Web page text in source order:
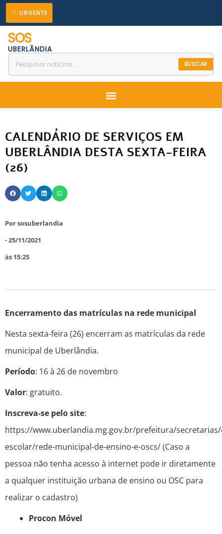
para
conteúdo
URGENTE
SOS
UBERLÂNDIA
BUSCAR
Menu
CALENDÁRIO DE SERVIÇOS EM
UBERLÂNDIA DESTA SEXTA-FEIRA
(26)
Porsosuberlandia
-25/11/2021
às 15:25
Encerramento das matrículas na rede municipal
Nesta sexta-feira (26) encerram as matrículas da rede
municipal de Uberlândia.
Período: 16 à 26 de novembro
Valor: gratuito.
Inscreva-se pelo site:
https://www.uberlandia.mg.gov.br/prefeitura/
escolar/rede-municipal-de-ensino-e-oscs/ (Caso a
pessoa não tenha acesso à internet pode ir diretamente
a qualquer instituição urbana de ensino ou OSC para
realizar o cadastro)
Procon Móvel